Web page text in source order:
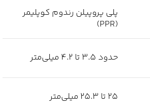
پلی پروپیلن رندوم کوپلیمر
(PPR)
حدود 3.5 تا 4.2 میلی‌متر
25 تا 25.3 میلی‌متر